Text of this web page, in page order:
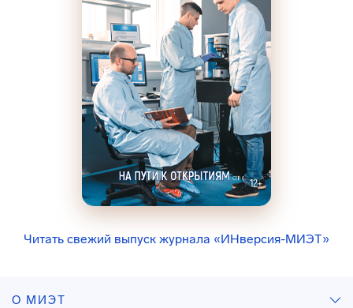
Читать свежий выпуск журнала «ИНверсия-МИЭТ»
О МИЭТ